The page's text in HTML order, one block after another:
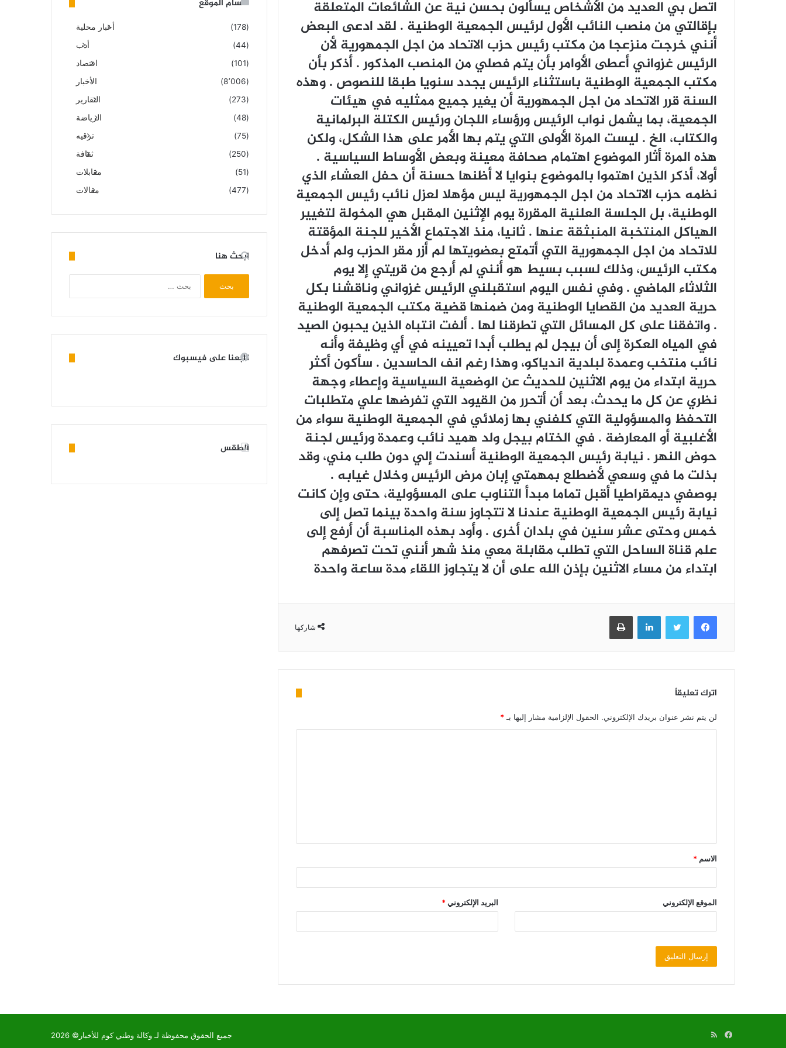
ﺍﺗﺼﻞ ﺑﻲ ﺍﻟﻌﺪﻳﺪ ﻣﻦ ﺍﻷﺷﺨﺎﺹ ﻳﺴﺄﻟﻮﻥ ﺑﺤﺴﻦ ﻧﻴﺔ ﻋﻦ ﺍﻟﺸﺎﺋﻌﺎﺕ ﺍﻟﻤﺘﻌﻠﻘﺔ
ﺑﺈﻗﺎﻟﺘﻲ ﻣﻦ ﻣﻨﺼﺐ ﺍﻟﻨﺎﺋﺐ ﺍﻷﻭﻝ ﻟﺮﺋﻴﺲ ﺍﻟﺠﻤﻌﻴﺔ ﺍﻟﻮﻃﻨﻴﺔ . ﻟﻘﺪ ﺍﺩﻋﻰ ﺍﻟﺒﻌﺾ
ﺃﻧﻨﻲ ﺧﺮﺟﺖ ﻣﻨﺰﻋﺠﺎ ﻣﻦ ﻣﻜﺘﺐ ﺭﺋﻴﺲ ﺣﺰﺏ ﺍﻻﺗﺤﺎﺩ ﻣﻦ ﺍﺟﻞ ﺍﻟﺠﻤﻬﻮﺭﻳﺔ ﻷﻥ
ﺍﻟﺮﺋﻴﺲ ﻏﺰﻭﺍﻧﻲ ﺃﻋﻄﻰ ﺍﻷﻭﺍﻣﺮ ﺑﺄﻥ ﻳﺘﻢ ﻓﺼﻠﻲ ﻣﻦ ﺍﻟﻤﻨﺼﺐ ﺍﻟﻤﺬﻛﻮﺭ . ﺃﺫﻛﺮ ﺑﺄﻥ
ﻣﻜﺘﺐ ﺍﻟﺠﻤﻌﻴﺔ ﺍﻟﻮﻃﻨﻴﺔ ﺑﺎﺳﺘﺜﻨﺎﺀ ﺍﻟﺮﺋﻴﺲ ﻳﺠﺪﺩ ﺳﻨﻮﻳﺎ ﻃﺒﻘﺎ ﻟﻠﻨﺼﻮﺹ . ﻭﻫﺬﻩ
ﺍﻟﺴﻨﺔ ﻗﺮﺭ ﺍﻻﺗﺤﺎﺩ ﻣﻦ ﺍﺟﻞ ﺍﻟﺠﻤﻬﻮﺭﻳﺔ ﺃﻥ ﻳﻐﻴﺮ ﺟﻤﻴﻊ ﻣﻤﺜﻠﻴﻪ ﻓﻲ ﻫﻴﺌﺎﺕ
ﺍﻟﺠﻤﻌﻴﺔ، ﺑﻤﺎ ﻳﺸﻤﻞ ﻧﻮﺍﺏ ﺍﻟﺮﺋﻴﺲ ﻭﺭﺅﺳﺎﺀ ﺍﻟﻠﺠﺎﻥ ﻭﺭﺋﻴﺲ ﺍﻟﻜﺘﻠﺔ ﺍﻟﺒﺮﻟﻤﺎﻧﻴﺔ
ﻭﺍﻟﻜﺘﺎﺏ، ﺍﻟﺦ . ﻟﻴﺴﺖ ﺍﻟﻤﺮﺓ ﺍﻷﻭﻟﻰ ﺍﻟﺘﻲ ﻳﺘﻢ ﺑﻬﺎ ﺍﻷﻣﺮ ﻋﻠﻰ ﻫﺬﺍ ﺍﻟﺸﻜﻞ، ﻭﻟﻜﻦ
ﻫﺬﻩ ﺍﻟﻤﺮﺓ ﺃﺛﺎﺭ ﺍﻟﻤﻮﺿﻮﻉ ﺍﻫﺘﻤﺎﻡ ﺻﺤﺎﻓﺔ ﻣﻌﻴﻨﺔ ﻭﺑﻌﺾ ﺍﻷﻭﺳﺎﻁ ﺍﻟﺴﻴﺎﺳﻴﺔ .
ﺃﻭﻻ، ﺃﺫﻛﺮ ﺍﻟﺬﻳﻦ ﺍﻫﺘﻤﻮﺍ ﺑﺎﻟﻤﻮﺿﻮﻉ ﺑﻨﻮﺍﻳﺎ ﻻ ﺃﻇﻨﻬﺎ ﺣﺴﻨﺔ ﺃﻥ ﺣﻔﻞ ﺍﻟﻌﺸﺎﺀ ﺍﻟﺬﻱ
ﻧﻈﻤﻪ ﺣﺰﺏ ﺍﻻﺗﺤﺎﺩ ﻣﻦ ﺍﺟﻞ ﺍﻟﺠﻤﻬﻮﺭﻳﺔ ﻟﻴﺲ ﻣﺆﻫﻼ ﻟﻌﺰﻝ ﻧﺎﺋﺐ ﺭﺋﻴﺲ ﺍﻟﺠﻤﻌﻴﺔ
ﺍﻟﻮﻃﻨﻴﺔ، ﺑﻞ ﺍﻟﺠﻠﺴﺔ ﺍﻟﻌﻠﻨﻴﺔ ﺍﻟﻤﻘﺮﺭﺓ ﻳﻮﻡ ﺍﻹﺛﻨﻴﻦ ﺍﻟﻤﻘﺒﻞ ﻫﻲ ﺍﻟﻤﺨﻮﻟﺔ ﻟﺘﻐﻴﻴﺮ
ﺍﻟﻬﻴﺎﻛﻞ ﺍﻟﻤﻨﺘﺨﺒﺔ ﺍﻟﻤﻨﺒﺜﻘﺔ ﻋﻨﻬﺎ . ﺛﺎﻧﻴﺎ، ﻣﻨﺬ ﺍﻻﺟﺘﻤﺎﻉ ﺍﻷﺧﻴﺮ ﻟﻠﺠﻨﺔ ﺍﻟﻤﺆﻗﺘﺔ
ﻟﻼﺗﺤﺎﺩ ﻣﻦ ﺍﺟﻞ ﺍﻟﺠﻤﻬﻮﺭﻳﺔ ﺍﻟﺘﻲ ﺃﺗﻤﺘﻊ ﺑﻌﻀﻮﻳﺘﻬﺎ ﻟﻢ ﺃﺯﺭ ﻣﻘﺮ ﺍﻟﺤﺰﺏ ﻭﻟﻢ ﺃﺩﺧﻞ
ﻣﻜﺘﺐ ﺍﻟﺮﺋﻴﺲ، ﻭﺫﻟﻚ ﻟﺴﺒﺐ ﺑﺴﻴﻂ ﻫﻮ ﺃﻧﻨﻲ ﻟﻢ ﺃﺭﺟﻊ ﻣﻦ ﻗﺮﻳﺘﻲ ﺇﻻ ﻳﻮﻡ
ﺍﻟﺜﻼﺛﺎﺀ ﺍﻟﻤﺎﺿﻲ . ﻭﻓﻲ ﻧﻔﺲ ﺍﻟﻴﻮﻡ ﺍﺳﺘﻘﺒﻠﻨﻲ ﺍﻟﺮﺋﻴﺲ ﻏﺰﻭﺍﻧﻲ ﻭﻧﺎﻗﺸﻨﺎ ﺑﻜﻞ
ﺣﺮﻳﺔ ﺍﻟﻌﺪﻳﺪ ﻣﻦ ﺍﻟﻘﺼﺎﻳﺎ ﺍﻟﻮﻃﻨﻴﺔ ﻭﻣﻦ ﺿﻤﻨﻬﺎ ﻗﻀﻴﺔ ﻣﻜﺘﺐ ﺍﻟﺠﻤﻌﻴﺔ ﺍﻟﻮﻃﻨﻴﺔ
. ﻭﺍﺗﻔﻘﻨﺎ ﻋﻠﻰ ﻛﻞ ﺍﻟﻤﺴﺎﺋﻞ ﺍﻟﺘﻲ ﺗﻄﺮﻗﻨﺎ ﻟﻬﺎ . ﺃﻟﻔﺖ ﺍﻧﺘﺒﺎﻩ ﺍﻟﺬﻳﻦ ﻳﺤﺒﻮﻥ ﺍﻟﺼﻴﺪ
ﻓﻲ ﺍﻟﻤﻴﺎﻩ ﺍﻟﻌﻜﺮﺓ ﺇﻟﻰ ﺃﻥ ﺑﻴﺠﻞ ﻟﻢ ﻳﻄﻠﺐ ﺃﺑﺪﺍ ﺗﻌﻴﻴﻨﻪ ﻓﻲ ﺃﻱ ﻭﻇﻴﻔﺔ ﻭﺃﻧﻪ
ﻧﺎﺋﺐ ﻣﻨﺘﺨﺐ ﻭﻋﻤﺪﺓ ﻟﺒﻠﺪﻳﺔ ﺍﻧﺪﻳﺎﻛﻮ، ﻭﻫﺬﺍ ﺭﻏﻢ ﺍﻧﻒ ﺍﻟﺤﺎﺳﺪﻳﻦ . ﺳﺄﻛﻮﻥ ﺃﻛﺜﺮ
ﺣﺮﻳﺔ ﺍﺑﺘﺪﺍﺀ ﻣﻦ ﻳﻮﻡ ﺍﻻﺛﻨﻴﻦ ﻟﻠﺤﺪﻳﺚ ﻋﻦ ﺍﻟﻮﺿﻌﻴﺔ ﺍﻟﺴﻴﺎﺳﻴﺔ ﻭﺇﻋﻄﺎﺀ ﻭﺟﻬﺔ
ﻧﻈﺮﻱ ﻋﻦ ﻛﻞ ﻣﺎ ﻳﺤﺪﺙ، ﺑﻌﺪ ﺃﻥ ﺃﺗﺤﺮﺭ ﻣﻦ ﺍﻟﻘﻴﻮﺩ ﺍﻟﺘﻲ ﺗﻔﺮﺿﻬﺎ ﻋﻠﻲ ﻣﺘﻄﻠﺒﺎﺕ
ﺍﻟﺘﺤﻔﻆ ﻭﺍﻟﻤﺴﺆﻭﻟﻴﺔ ﺍﻟﺘﻲ ﻛﻠﻔﻨﻲ ﺑﻬﺎ ﺯﻣﻼﺋﻲ ﻓﻲ ﺍﻟﺠﻤﻌﻴﺔ ﺍﻟﻮﻃﻨﻴﺔ ﺳﻮﺍﺀ ﻣﻦ
ﺍﻷﻏﻠﺒﻴﺔ ﺃﻭ ﺍﻟﻤﻌﺎﺭﺿﺔ . ﻓﻲ ﺍﻟﺨﺘﺎﻡ ﺑﻴﺠﻞ ﻭﻟﺪ ﻫﻤﻴﺪ ﻧﺎﺋﺐ ﻭﻋﻤﺪﺓ ﻭﺭﺋﻴﺲ ﻟﺠﻨﺔ
ﺣﻮﺽ ﺍﻟﻨﻬﺮ . ﻧﻴﺎﺑﺔ ﺭﺋﻴﺲ ﺍﻟﺠﻤﻌﻴﺔ ﺍﻟﻮﻃﻨﻴﺔ ﺃﺳﻨﺪﺕ ﺇﻟﻲ ﺩﻭﻥ ﻃﻠﺐ ﻣﻨﻲ، ﻭﻗﺪ
ﺑﺬﻟﺖ ﻣﺎ ﻓﻲ ﻭﺳﻌﻲ ﻷﺿﻄﻠﻊ ﺑﻤﻬﻤﺘﻲ ﺇﺑﺎﻥ ﻣﺮﺽ ﺍﻟﺮﺋﻴﺲ ﻭﺧﻼﻝ ﻏﻴﺎﺑﻪ .
ﺑﻮﺻﻔﻲ ﺩﻳﻤﻘﺮﺍﻃﻴﺎ ﺃﻗﺒﻞ ﺗﻤﺎﻣﺎ ﻣﺒﺪﺃ ﺍﻟﺘﻨﺎﻭﺏ ﻋﻠﻰ ﺍﻟﻤﺴﺆﻭﻟﻴﺔ، ﺣﺘﻰ ﻭﺇﻥ ﻛﺎﻧﺖ
ﻧﻴﺎﺑﺔ ﺭﺋﻴﺲ ﺍﻟﺠﻤﻌﻴﺔ ﺍﻟﻮﻃﻨﻴﺔ ﻋﻨﺪﻧﺎ ﻻ ﺗﺘﺠﺎﻭﺯ ﺳﻨﺔ ﻭﺍﺣﺪﺓ ﺑﻴﻨﻤﺎ ﺗﺼﻞ ﺇﻟﻰ
ﺧﻤﺲ ﻭﺣﺘﻰ ﻋﺸﺮ ﺳﻨﻴﻦ ﻓﻲ ﺑﻠﺪﺍﻥ ﺃﺧﺮﻯ . ﻭﺃﻭﺩ ﺑﻬﺬﻩ ﺍﻟﻤﻨﺎﺳﺒﺔ ﺃﻥ ﺃﺭﻓﻊ ﺇﻟﻰ
ﻋﻠﻢ ﻗﻨﺎﺓ ﺍﻟﺴﺎﺣﻞ ﺍﻟﺘﻲ ﺗﻄﻠﺐ ﻣﻘﺎﺑﻠﺔ ﻣﻌﻲ ﻣﻨﺬ ﺷﻬﺮ ﺃﻧﻨﻲ ﺗﺤﺖ ﺗﺼﺮﻓﻬﻢ
ﺍﺑﺘﺪﺍﺀ ﻣﻦ ﻣﺴﺎﺀ ﺍﻻﺛﻨﻴﻦ ﺑﺈﺫﻥ ﺍﻟﻠﻪ ﻋﻠﻰ ﺃﻥ ﻻ ﻳﺘﺠﺎﻭﺯ ﺍﻟﻠﻘﺎﺀ ﻣﺪﺓ ﺳﺎﻋﺔ ﻭﺍﺣﺪﺓ
شاركها
فيسبوك تويتر لينكدإن طباعة
اترك تعليقاً
لن يتم نشر عنوان بريدك الإلكتروني. الحقول الإلزامية مشار إليها بـ *
الاسم *
البريد الإلكتروني* الموقع الإلكتروني
أقسام الموقع
أخبار محلية
(178)
أدب
(44)
اقتصاد
(101)
الأخبار
(8٬006)
التقارير
(273)
الرياضة
(48)
ترقيه
(75)
ثقافة
(250)
مقابلات
(51)
مقالات
(477)
ابحث هنا
عن:
تابعنا على فيسبوك
الطقس
جميع الحقوق محفوظة لـ وكالة وطني كوم للأخبار© 2026 فيسبوكملخص